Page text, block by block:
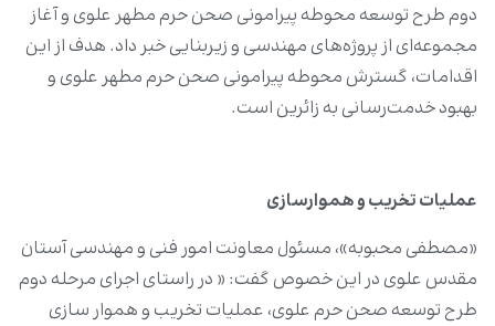
دوم طرح توسعه محوطه پیرامونی صحن حرم مطهر علوی و آغاز
مجموعه‌ای از پروژه‌های مهندسی و زیربنایی خبر داد. هدف از این
اقدامات، گسترش محوطه پیرامونی صحن حرم مطهر علوی و
بهبود خدمت‌رسانی به زائرین است.
عملیات تخریب و هموارسازی
«مصطفی محبوبه»، مسئول معاونت امور فنی و مهندسی آستان
مقدس علوی در این خصوص گفت: « در راستای اجرای مرحله دوم
طرح توسعه صحن حرم علوی، عملیات تخریب و هموار سازی